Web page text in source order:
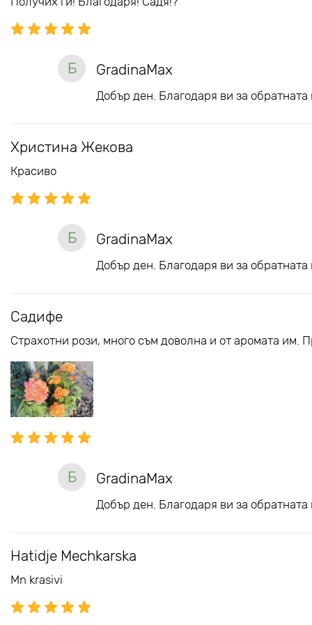
Б GradinaMax
Добър ден. Благодаря ви за обратната
Христина Жекова
Красиво
Б GradinaMax
Добър ден. Благодаря ви за обратната
Садифе
Страхотни рози, много съм доволна и от аромата им.
Б GradinaMax
Добър ден. Благодаря ви за обратната
Hatidje Mechkarska
Mn krasivi